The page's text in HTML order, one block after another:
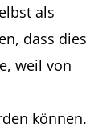
als
dass dies
weil von
können.